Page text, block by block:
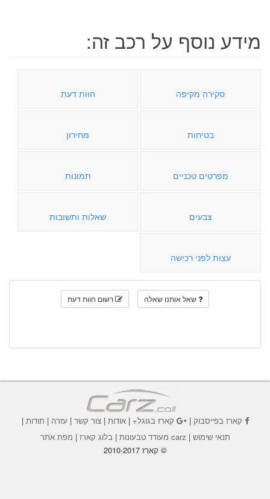
מידע נוסף על רכב זה:
סקירה מקיפה חוות דעת
בטיחות מחירון
מפרטים טכניים תמונות
צבעים שאלות ותשובות
עצות לפני רכישה
שאל אותנו שאלה רשום חוות דעת
קארז בפייסבוק| קארז בגוגל+|אודות |צור קשר | עזרה | תודות |
תנאי שימוש | carz מעודד טבעונות | בלוג קארז | מפת אתר
© קארז 2010-2017